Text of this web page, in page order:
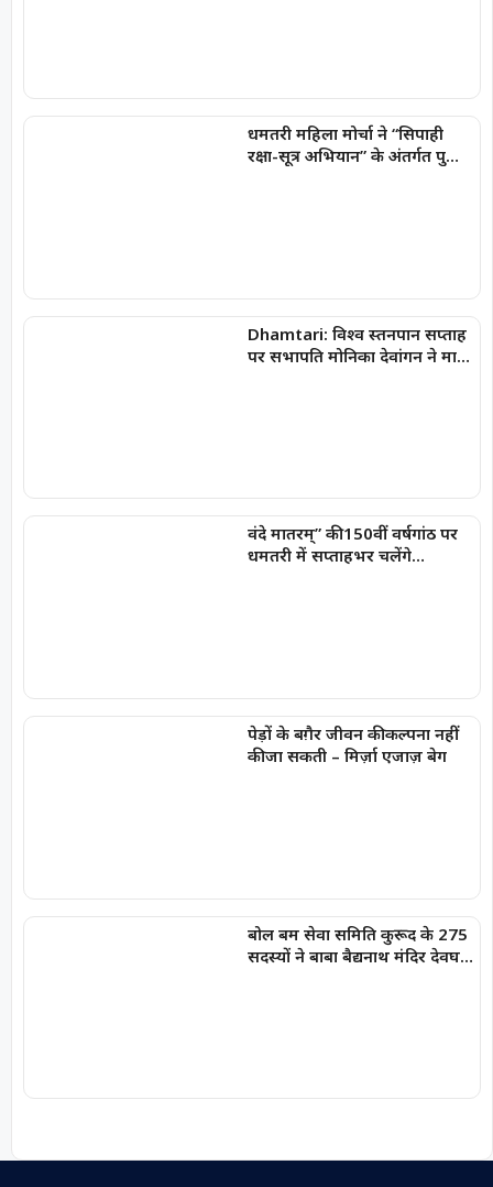
धमतरी महिला मोर्चा ने “सिपाही
रक्षा-सूत्र अभियान” के अंतर्गत पुलिस
Dhamtari: विश्व स्तनपान सप्ताह
पर सभापति मोनिका देवांगन ने मातृ
वंदे मातरम्” की 150वीं वर्षगांठ पर
धमतरी में सप्ताहभर चलेंगे
पेड़ों के बग़ैर जीवन की कल्पना नहीं
की जा सकती – मिर्ज़ा एजाज़ बेग
बोल बम सेवा समिति कुरूद के 275
सदस्यों ने बाबा बैद्यनाथ मंदिर देवघर